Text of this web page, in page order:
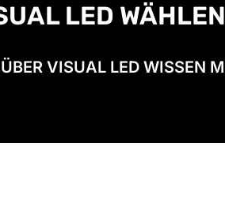
LED
VISUAL LED WISSEN